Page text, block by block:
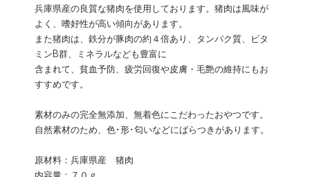
兵庫県産の良質な猪肉を使用しております。猪肉は風味が
よく、嗜好性が高い傾向があります。
また猪肉は、鉄分が豚肉の約４倍あり、タンパク質、ビタ
ミンB群、ミネラルなども豊富に
含まれて、貧血予防、疲労回復や皮膚・毛艶の維持にもお
すすめです。
素材のみの完全無添加、無着色にこだわったおやつです。
自然素材のため、色･形･匂いなどにばらつきがあります。
原材料：兵庫県産 猪肉